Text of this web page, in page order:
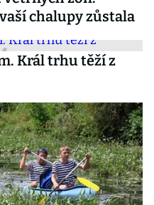
chalupy zůstala
Král trhu těží z